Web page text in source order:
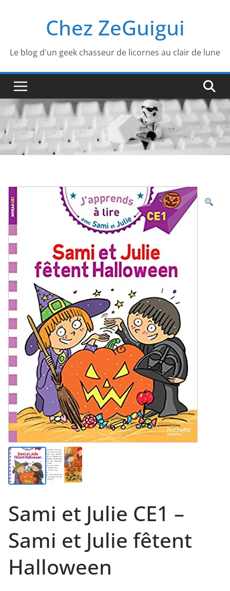
Chez ZeGuigui
Le blog d'un geek chasseur de licornes au clair de lune
Sami et Julie CE1 –
Sami et Julie fêtent
Halloween